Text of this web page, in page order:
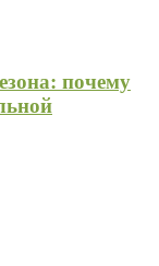
почему